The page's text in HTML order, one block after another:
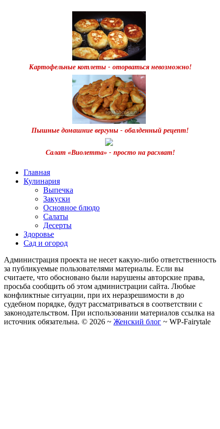
Картофельные котлеты - оторваться невозможно!
Пышные домашние вергуны - обалденный рецепт!
Салат «Виолетта» - просто на расхват!
Главная
Кулинария
Выпечка
Закуски
Основное блюдо
Салаты
Десерты
Здоровье
Сад и огород
Администрация проекта не несет какую-либо ответственность
за публикуемые пользователями материалы. Если вы
считаете, что обосновано были нарушены авторские права,
просьба сообщить об этом администрации сайта. Любые
конфликтные ситуации, при их неразрешимости в до
судебном порядке, будут рассматриваться в соответствии с
законодательством. При использовании материалов ссылка на
источник обязательна. © 2026 ~ Женский блог ~ WP-Fairytale